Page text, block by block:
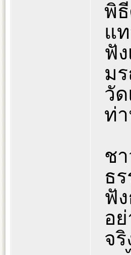
พิ
แ
ฟั
ม
วั
ท่
ช
ธ
ฟั
อ
จ